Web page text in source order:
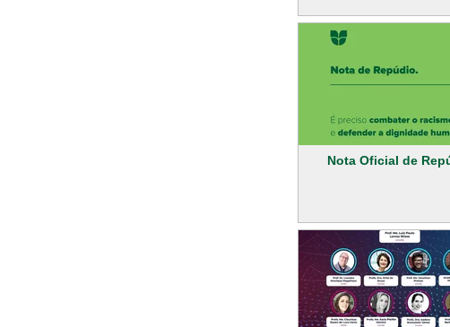
Nota Oficial de